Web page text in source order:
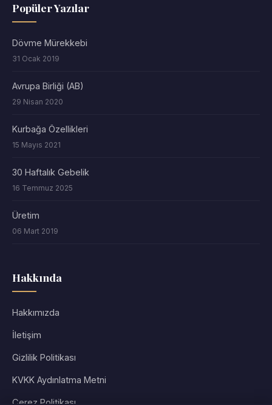
Popüler Yazılar
Dövme Mürekkebi
31 Ocak 2019
Avrupa Birliği (AB)
29 Nisan 2020
Kurbağa Özellikleri
15 Mayıs 2021
30 Haftalık Gebelik
16 Temmuz 2025
Üretim
06 Mart 2019
Hakkında
Hakkımızda
İletişim
Gizlilik Politikası
KVKK Aydınlatma Metni
Çerez Politikası